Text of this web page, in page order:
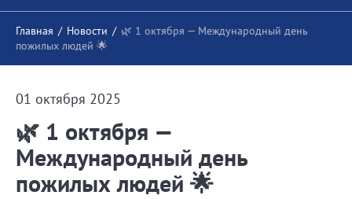
Главная / Новости / 🌿 1 октября — Международный день
пожилых людей 🌟
01 октября 2025
🌿 1 октября —
Международный день
пожилых людей 🌟